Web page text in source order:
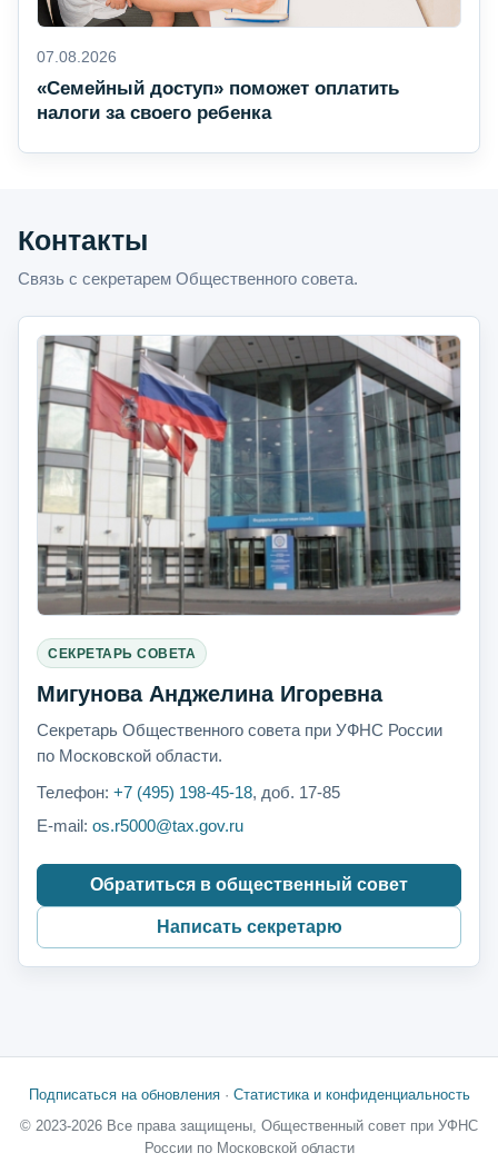
07.08.2026
«Семейный доступ» поможет оплатить
налоги за своего ребенка
Контакты
Связь с секретарем Общественного совета.
СЕКРЕТАРЬ СОВЕТА
Мигунова Анджелина Игоревна
Секретарь Общественного совета при УФНС России
по Московской области.
Телефон: +7 (495) 198-45-18, доб. 17-85
E-mail: os.r5000@tax.gov.ru
Обратиться в общественный совет
Написать секретарю
Подписаться на обновления· Статистика и конфиденциальность
© 2023-2026 Все права защищены, Общественный совет при УФНС
России по Московской области